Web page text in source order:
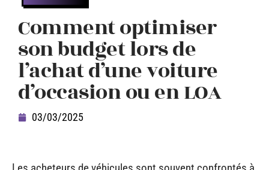
Comment optimiser
son budget lors de
l’achat d’une voiture
d’occasion ou en LOA
03/03/2025